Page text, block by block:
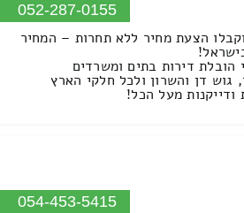
052-287-0155
וקבלו הצעת מחיר ללא תחרות – המחיר
הובלת דירות בתים ומשרדים
גוש דן והשרון ולכל חלקי הארץ
ודייקנות מעל הכל!
054-453-5415